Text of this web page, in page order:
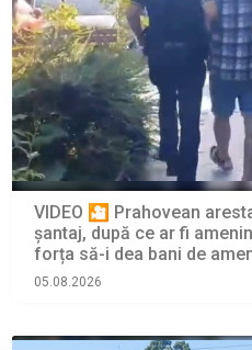
VIDEO 🎦 Prahovean
șantaj, după ce ar fi
forța să-i dea bani de
05.08.2026